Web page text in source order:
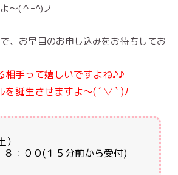
〜(＾ｰ^)ノ
、お早目のお申し込みをお待ちしてお
相手って嬉しいですよね♪♪
を誕生させますよ〜( ´ ▽ ` )ﾉ
：００(１５分前から受付)